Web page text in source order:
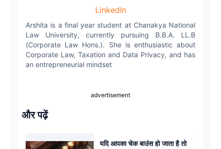
LinkedIn
Arshita is a final year student at Chanakya National
Law University, currently pursuing B.B.A. LL.B
(Corporate Law Hons.). She is enthusiastic about
Corporate Law, Taxation and Data Privacy, and has
an entrepreneurial mindset
advertisement
और पढ़ें
यदि आपका चेक बाउंस हो जाता है तो